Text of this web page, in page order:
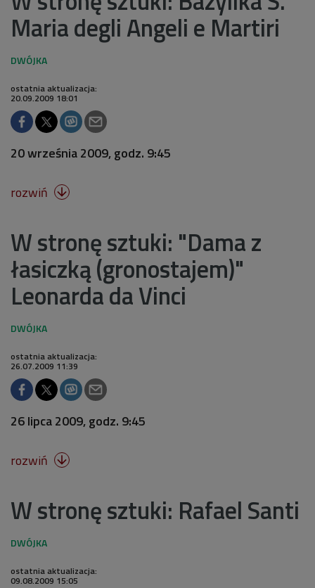
Maria degli Angeli e Martiri
ostatnia aktualizacja:
20.09.2009 18:01
20 września 2009, godz. 9:45
rozwiń 
W stronę sztuki: "Dama z
łasiczką (gronostajem)"
Leonarda da Vinci
ostatnia aktualizacja:
26.07.2009 11:39
26 lipca 2009, godz. 9:45
rozwiń 
W stronę sztuki: Rafael Santi
ostatnia aktualizacja:
09.08.2009 15:05